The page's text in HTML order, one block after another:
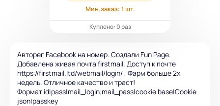
Мин.заказ: 1 шт.
Куплено: 0 раз
Авторег Facebook на номер. Создали Fun Page.
Добавлена живая почта firstmail. Доступ к почте
https://firstmail.ltd/webmail/login/ , Фарм больше 2х
недель. Отличное качество и траст!
Формат id|pass|mail_login;mail_pass|cookie base|Cookie
json|passkey